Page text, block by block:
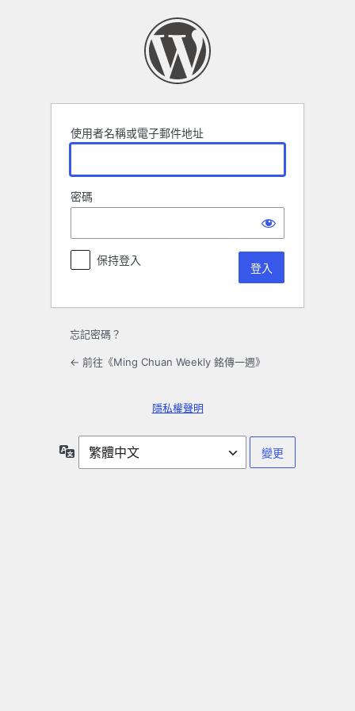
使用者名稱或電子郵件地址
密碼
保持登入
忘記密碼？
← 前往《Ming Chuan Weekly 銘傳一週》
隱私權聲明
言